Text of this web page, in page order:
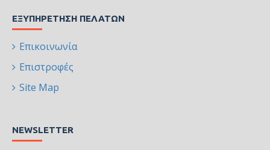
ΕΞΥΠΗΡΈΤΗΣΗ ΠΕΛΑΤΏΝ
Επικοινωνία
Επιστροφές
Site Map
NEWSLETTER